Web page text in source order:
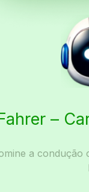
–
a condução